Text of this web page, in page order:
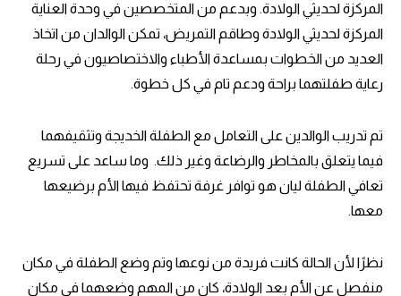
المركزة لحديثي الولادة. وبدعم من المتخصصين في وحدة العناية
المركزة لحديثي الولادة وطاقم التمريض، تمكن الوالدان من اتخاذ
العديد من الخطوات بمساعدة الأطباء والاختصاصيون في رحلة
رعاية طفلتهما براحة ودعم تام في كل خطوة.
تم تدريب الوالدين على التعامل مع الطفلة الخديجة وتثقيفهما
فيما يتعلق بالمخاطر والرضاعة وغير ذلك. وما ساعد على تسريع
تعافي الطفلة ليان هو توافر غرفة تحتفظ فيها الأم برضيعها
معها.
نظرًا لأن الحالة كانت فريدة من نوعها وتم وضع الطفلة في مكان
منفصل عن الأم بعد الولادة، كان من المهم وضعهما في مكان